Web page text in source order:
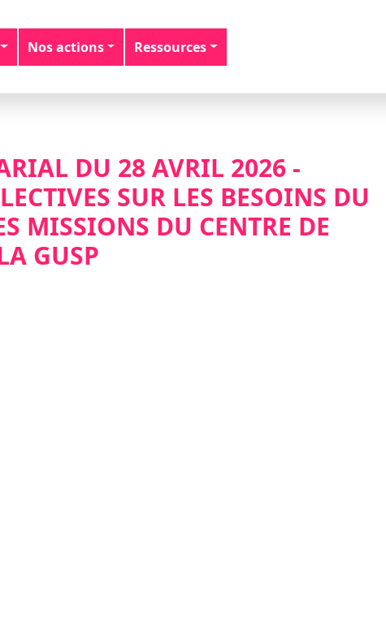
Nos actions Ressources
DU 28 AVRIL 2026 -
SUR LES BESOINS DU
MISSIONS DU CENTRE DE
GUSP